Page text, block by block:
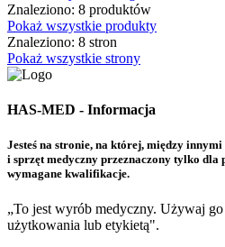
Znaleziono: 8 produktów
Pokaż wszystkie produkty
Znaleziono: 8 stron
Pokaż wszystkie strony
HAS-MED - Informacja
Jesteś na stronie, na której, między
i sprzęt medyczny przeznaczony tylko dla
wymagane kwalifikacje.
„To jest wyrób medyczny. Używaj
użytkowania lub etykietą".